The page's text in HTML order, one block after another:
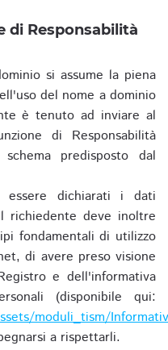
di Responsabilità
si assume la piena
del nome a dominio
è tenuto ad inviare al
di Responsabilità
predisposto dal
dichiarati i dati
richiedente deve inoltre
fondamentali di utilizzo
di avere preso visione
e dell'informativa
(disponibile qui:
moduli_tism/
a rispettarli.